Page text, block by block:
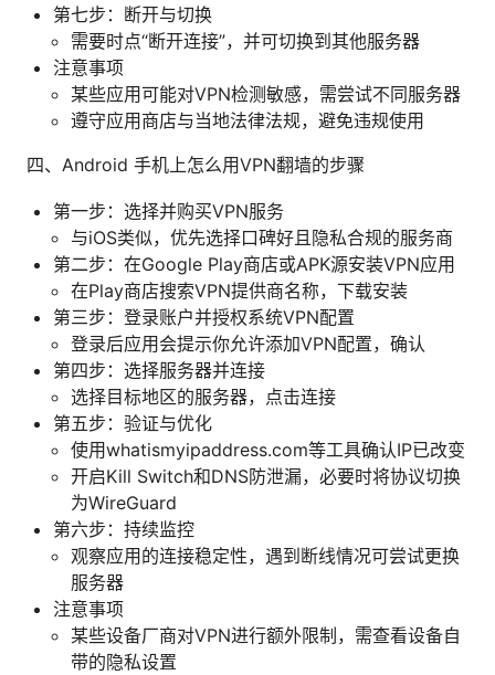
第七步：断开与切换
需要时点“断开连接”，并可切换到其他服务器
注意事项
某些应用可能对VPN检测敏感，需尝试不同服务器
遵守应用商店与当地法律法规，避免违规使用
四、Android 手机上怎么用VPN翻墙的步骤
第一步：选择并购买VPN服务
与iOS类似，优先选择口碑好且隐私合规的服务商
第二步：在Google Play商店或APK源安装VPN应用
在Play商店搜索VPN提供商名称，下载安装
第三步：登录账户并授权系统VPN配置
登录后应用会提示你允许添加VPN配置，确认
第四步：选择服务器并连接
选择目标地区的服务器，点击连接
第五步：验证与优化
使用whatismyipaddress.com等工具确认IP已改变
开启Kill Switch和DNS防泄漏，必要时将协议切换
为WireGuard
第六步：持续监控
观察应用的连接稳定性，遇到断线情况可尝试更换
服务器
注意事项
某些设备厂商对VPN进行额外限制，需查看设备自
带的隐私设置